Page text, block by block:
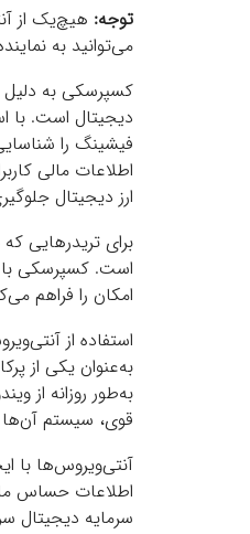
توجه: هیچ‌یک از
می‌توانید به
کسپرسکی به دلیل
دیجیتال است.
فیشینگ را
اطلاعات مالی
ارز دیجیتال
برای تریدرهایی
است. کسپرسکی با
امکان را فراهم
استفاده از
به‌عنوان یکی از
به‌طور روزانه از
قوی، سیستم آن‌ها
آنتی‌ویروس‌ها با
اطلاعات حساس
سرمایه دیجیتال